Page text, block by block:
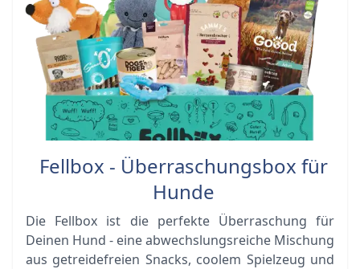
Fellbox - Überraschungsbox für
Hunde
Die Fellbox ist die perfekte Überraschung für
Deinen Hund - eine abwechslungsreiche Mischung
aus getreidefreien Snacks, coolem Spielzeug und